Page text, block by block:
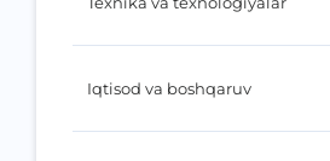
Iqtisod va boshqaruv